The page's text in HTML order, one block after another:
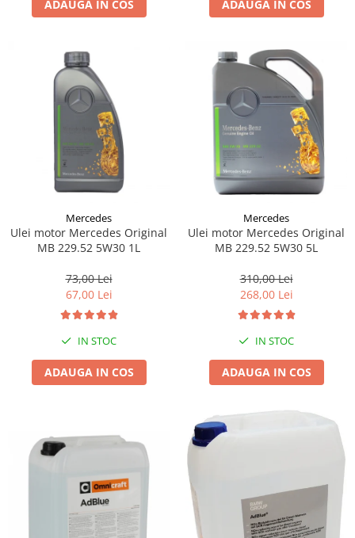
Lichid de frana
Filtre moto
Filtru combustibil
Buson golire ulei
Filtru ulei moto
Filtru aer moto
Intretinere si curatare filtre moto
Intretinere moto
Curatare moto
Covor moto
Genti bagaje moto
Suporti si placi prindere
ADAUGA IN COS ADAUGA IN COS
Mercedes
Ulei motor Mercedes Original
MB 229.52 5W30 1L
73,00 Lei
67,00 Lei
IN STOC
ADAUGA IN COS
Mercedes
Ulei motor Mercedes Original
MB 229.52 5W30 5L
310,00 Lei
268,00 Lei
IN STOC
ADAUGA IN COS